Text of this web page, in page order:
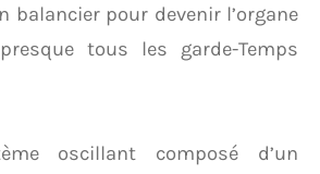
balancier pour devenir l’organe
tous les garde-Temps
oscillant composé d’un